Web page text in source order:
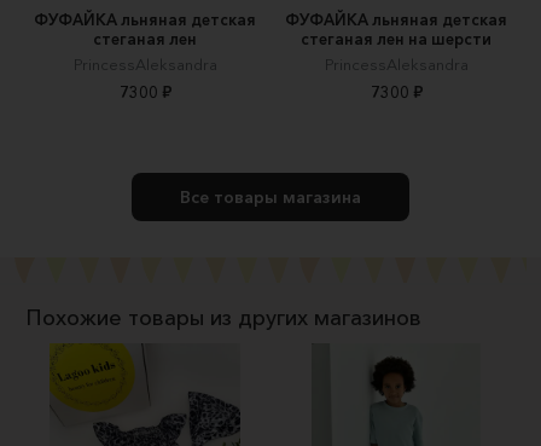
ФУФАЙКА льняная детская
стеганая лен
PrincessAleksandra
7300 ₽
ФУФАЙКА льняная детская
стеганая лен на шерсти
PrincessAleksandra
7300 ₽
Все товары магазина
Похожие товары из других магазинов